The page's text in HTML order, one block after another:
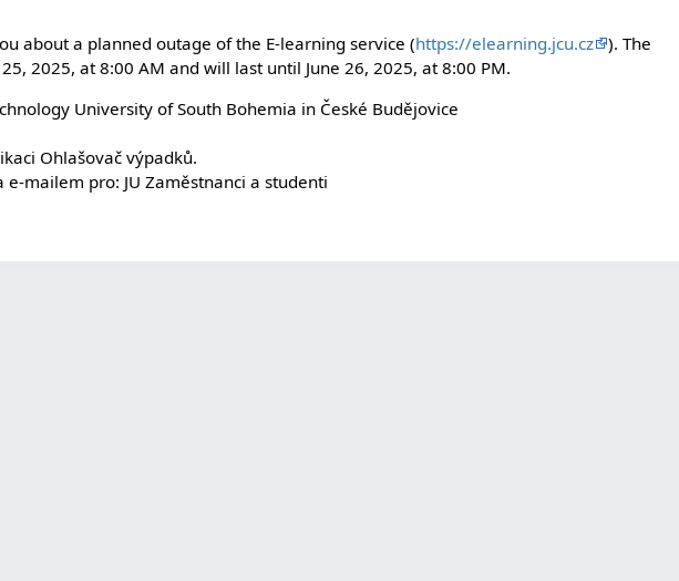
about a planned outage of the E-learning service (https://elearning.jcu.cz
). The
2025, at 8:00 AM and will last until June 26, 2025, at 8:00 PM.
University of South Bohemia in České Budějovice
Ohlašovač výpadků.
e-mailem pro: JU Zaměstnanci a studenti